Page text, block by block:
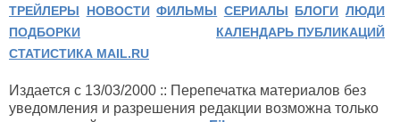
ТРЕЙЛЕРЫ НОВОСТИ ФИЛЬМЫ СЕРИАЛЫ БЛОГИ ЛЮДИ
ПОДБОРКИ
КАЛЕНДАРЬ ПУБЛИКАЦИЙ
СТАТИСТИКА MAIL.RU
Издается с 13/03/2000 :: Перепечатка материалов без
уведомления и разрешения редакции возможна только